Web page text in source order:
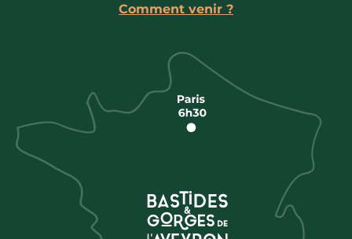
Comment venir ?